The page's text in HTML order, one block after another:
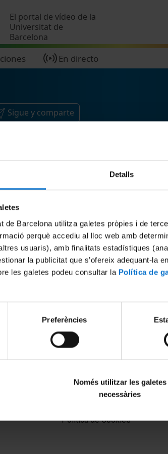
Detalls
de Barcelona utilitza galetes pròpies i de
perquè accediu al lloc web amb
usuaris), amb finalitats estadístiques
la publicitat que s’ofereix adequant-la
les galetes podeu consultar la Política de
Preferències
Només utilitzar les galetes
necessàries
El portal de vídeo de la
Universitat de
Barcelona
En directo
Sigue y comparte
Política de Cookies